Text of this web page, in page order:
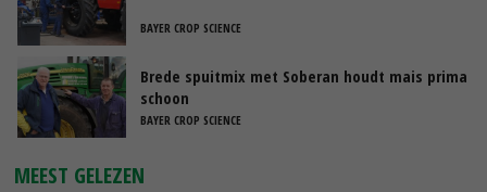
BAYER CROP SCIENCE
Brede spuitmix met Soberan houdt mais prima
schoon
BAYER CROP SCIENCE
MEEST GELEZEN